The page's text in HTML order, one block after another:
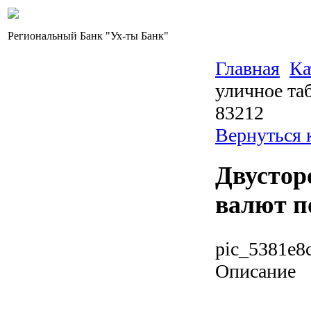
Региональный Банк "Ух-ты Банк"
Главная
уличное
83212
Вернуться
валют
Описание